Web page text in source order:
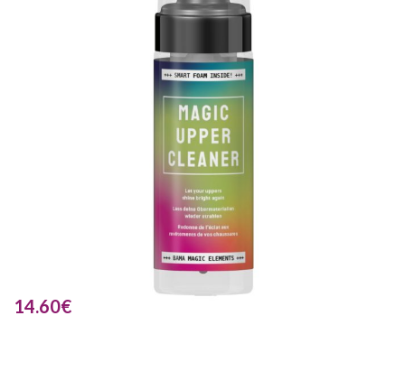
14.60€